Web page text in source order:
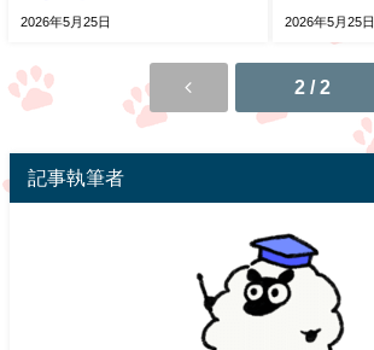
2026年5月25日 2026年5月25日
2 / 2
記事執筆者